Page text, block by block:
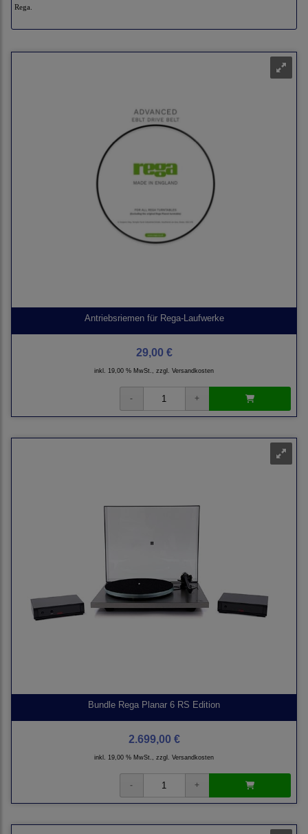
Rega.
Antriebsriemen für Rega-Laufwerke
29,00 €
inkl. 19,00 % MwSt., zzgl. Versandkosten
Bundle Rega Planar 6 RS Edition
2.699,00 €
inkl. 19,00 % MwSt., zzgl. Versandkosten